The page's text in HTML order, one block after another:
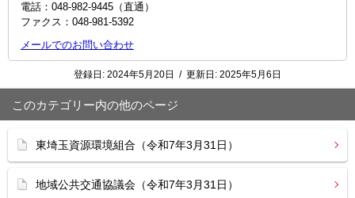
電話：048‐982‐9445（直通）
ファクス：048-981-5392
メールでのお問い合わせ
登録日: 2024年5月20日 / 更新日: 2025年5月6日
このカテゴリー内の他のページ
東埼玉資源環境組合（令和7年3月31日）
地域公共交通協議会（令和7年3月31日）